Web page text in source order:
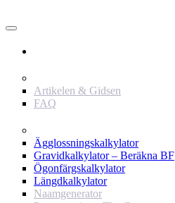
Artikelen & Gidsen
FAQ
Ägglossningskalkylator
Gravidkalkylator – Beräkna BF
Ögonfärgskalkylator
Längdkalkylator
Naamgenerator